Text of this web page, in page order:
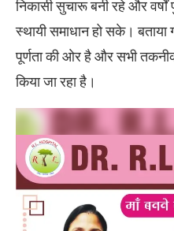
निकासी सुचारू बनी रहे और
स्थायी समाधान हो सके। बताया
पूर्णता की ओर है और सभी
किया जा रहा है।